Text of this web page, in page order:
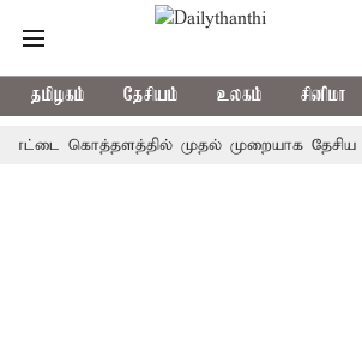
தமிழகம் தேசியம் உலகம் சினிமா
கொத்தளத்தில் முதல் முறையாக தேசிய கொடி